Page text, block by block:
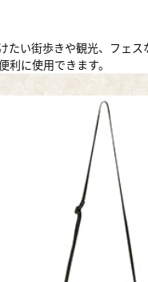
い街歩きや観光、フェス
に使用できます。